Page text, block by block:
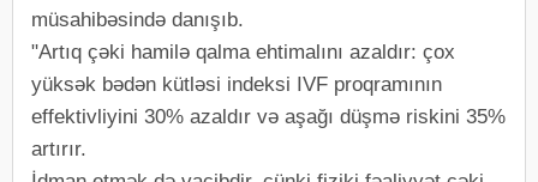
müsahibəsində danışıb.
"Artıq çəki hamilə qalma ehtimalını azaldır: çox
yüksək bədən kütləsi indeksi IVF proqramının
effektivliyini 30% azaldır və aşağı düşmə riskini 35%
artırır.